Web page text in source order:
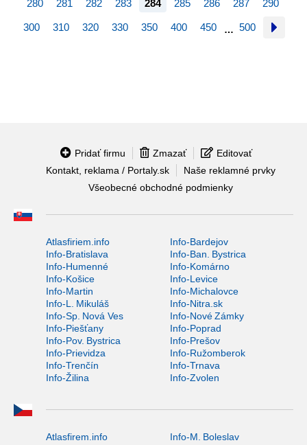
280 281 282 283 284 285 286 287 290
300 310 320 330 350 400 450 … 500
Pridať firmu Zmazať
Editovať
Kontakt, reklama / Portaly.sk
Naše reklamné prvky
Všeobecné obchodné podmienky
Atlasfiriem.info
Info-Bardejov
Info-Bratislava
Info-Ban. Bystrica
Info-Humenné
Info-Komárno
Info-Košice
Info-Levice
Info-Martin
Info-Michalovce
Info-L. Mikuláš
Info-Nitra.sk
Info-Sp. Nová Ves
Info-Nové Zámky
Info-Piešťany
Info-Poprad
Info-Pov. Bystrica
Info-Prešov
Info-Prievidza
Info-Ružomberok
Info-Trenčín
Info-Trnava
Info-Žilina
Info-Zvolen
Atlasfirem.info
Info-M. Boleslav